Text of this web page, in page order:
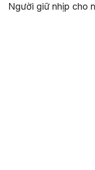
Người giữ nhịp cho